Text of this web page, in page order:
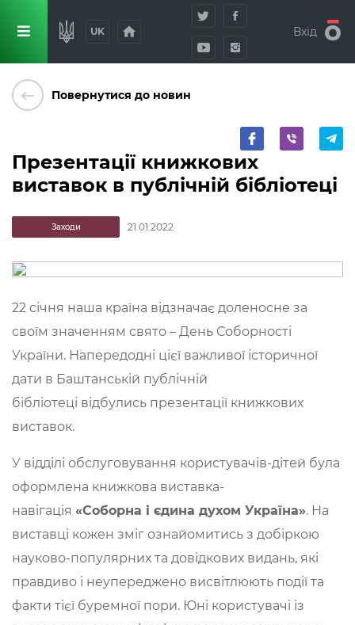
UK home Вхід
keyboard_backspace Повернутися до новин
Презентації книжкових
виставок в публічній бібліотеці
Заходи 21.01.2022
22 січня наша країна відзначає доленосне за
своїм значенням свято – День Соборності
України. Напередодні цієї важливої історичної
дати в Баштанській публічній
бібліотеці відбулись презентації книжкових
виставок.
У відділі обслуговування користувачів-дітей була
оформлена книжкова виставка-
навігація «Соборна і єдина духом Україна». На
виставці кожен зміг ознайомитись з добіркою
науково-популярних та довідкових видань, які
правдиво і неупереджено висвітлюють події та
факти тієї буремної пори. Юні користувачі із